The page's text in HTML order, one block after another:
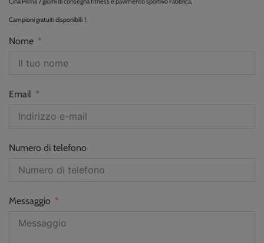
Campioni gratuiti disponibili！
Nome
Email
Numero di telefono
Messaggio